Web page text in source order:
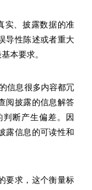
实、披露数据的准
导性陈述或者重大
本要求。
信息很多内容都冗
阅披露的信息解答
断产生偏差。因
露信息的可读性和
要求，这个衡量标